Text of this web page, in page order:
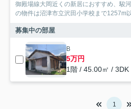
御殿場線大岡近くの新居におすすめ、駿
の物件は沼津市立沢田小学校まで1257m
募集中の部屋
B
5万円
1階 / 45.00㎡ / 3DK
1